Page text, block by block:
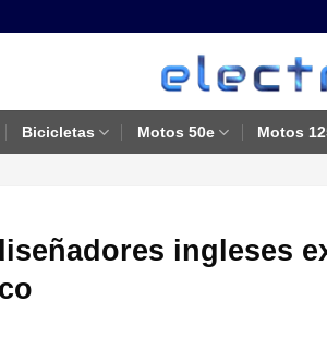
Bicicletas Motos 50e Motos
ingleses